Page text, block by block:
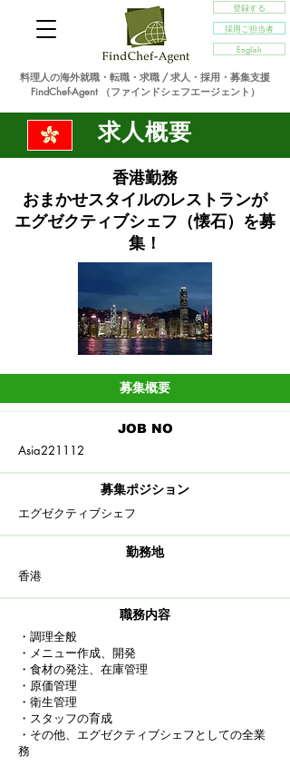
採用ご担当者
登録する
English
料理人の海外就職・転職・求職 / 求人・採用・募集支援
FindChef-Agent （ファインドシェフエージェント）
求人概要
香港勤務
おまかせスタイルのレストランが
エグゼクティブシェフ（懐石）を募
集 ！
募集概要
​JOB NO
Asia221112
募集ポジション
エグゼクティブシェフ
​勤務地
香港
職務内容
・調理全般
・メニュー作成、開発
・食材の発注、在庫管理
・原価管理
・衛生管理
・スタッフの育成
・その他、エグゼクティブシェフとしての全業
務